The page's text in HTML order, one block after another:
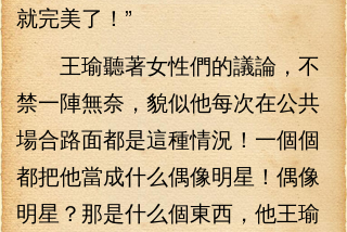
就完美了！”
王瑜聽著女性們的議論，不
禁一陣無奈，貌似他每次在公共
場合路面都是這種情況！一個個
都把他當成什么偶像明星！偶像
明星？那是什么個東西，他王瑜